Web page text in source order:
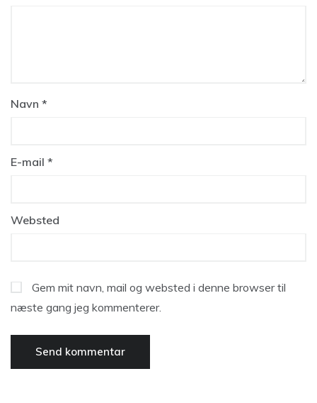
Navn *
E-mail *
Websted
Gem mit navn, mail og websted i denne browser til
næste gang jeg kommenterer.